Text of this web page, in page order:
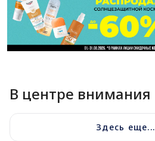
В центре внимания
Здесь еще...